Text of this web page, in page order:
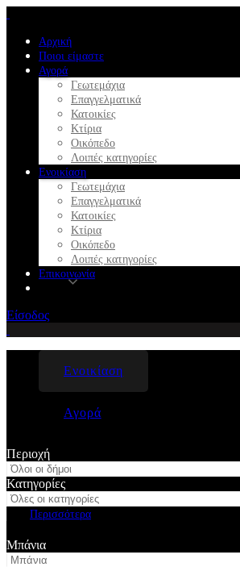
Αρχική
Ποιοι είμαστε
Αγορά
Γεωτεμάχια
Επαγγελματικά
Κατοικίες
Κτίρια
Οικόπεδο
Λοιπές κατηγορίες
Ενοικίαση
Γεωτεμάχια
Επαγγελματικά
Κατοικίες
Κτίρια
Οικόπεδο
Λοιπές κατηγορίες
Επικοινωνία
Είσοδος
Ενοικίαση
Αγορά
Περιοχή
Κατηγορίες
Περισσότερα
Μπάνια